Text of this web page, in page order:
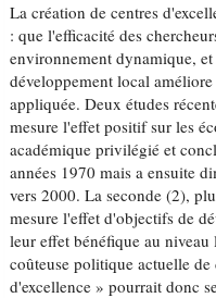
La création de centres
: que l'efficacité des
environnement dynamique,
développement local
appliquée. Deux études
mesure l'effet positif sur les
académique privilégié et
années 1970 mais a ensuite
vers 2000. La seconde (2),
mesure l'effet d'objectifs de
leur effet bénéfique au
coûteuse politique actuelle
d'excellence » pourrait donc